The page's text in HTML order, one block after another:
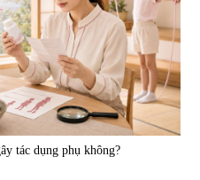
tác dụng phụ không?